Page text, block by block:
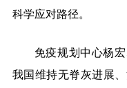
科学应对路径。
免疫规划中心杨
我国维持无脊灰进展